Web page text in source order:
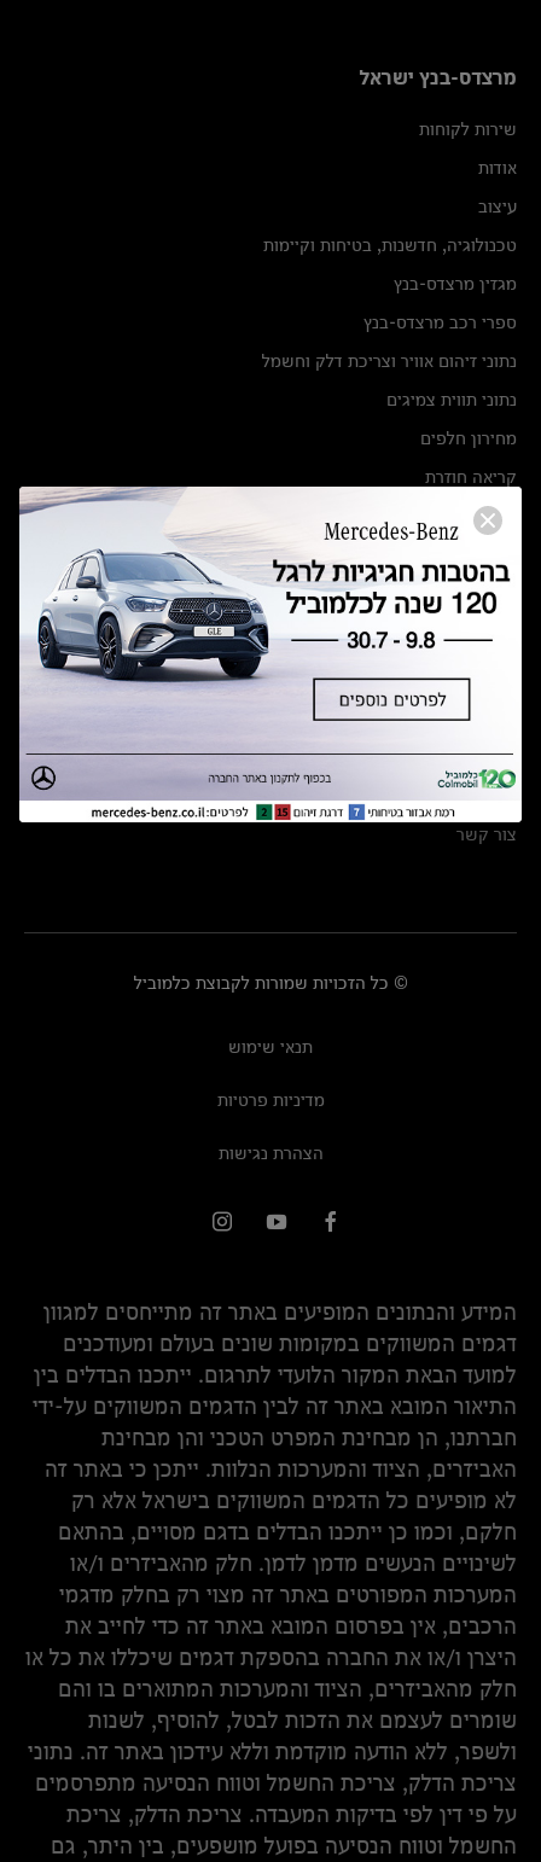
מרצדס-בנץ ישראל
שירות לקוחות
אודות
עיצוב
טכנולוגיה, חדשנות, בטיחות וקיימות
מגזין מרצדס-בנץ
ספרי רכב מרצדס-בנץ
נתוני זיהום אוויר וצריכת דלק וחשמל
נתוני תווית צמיגים
מחירון חלפים
קריאה חוזרת
הודעה על הטבות לרכבי מרצדס בהסדר פשרה בתצ 56447-02-19
תקנון ימי מכירות 120 לכלמוביל
מצאו אותנו
אולמות תצוגה
מרכזי שירות
צור קשר
© כל הזכויות שמורות לקבוצת כלמוביל
תנאי שימוש
מדיניות פרטיות
הצהרת נגישות
המידע והנתונים המופיעים באתר זה מתייחסים למגוון
דגמים המשווקים במקומות שונים בעולם ומעודכנים
למועד הבאת המקור הלועדי לתרגום. ייתכנו הבדלים בין
התיאור המובא באתר זה לבין הדגמים המשווקים על-ידי
חברתנו, הן מבחינת המפרט הטכני והן מבחינת
האביזרים, הציוד והמערכות הנלוות. ייתכן כי באתר זה
לא מופיעים כל הדגמים המשווקים בישראל אלא רק
חלקם, וכמו כן ייתכנו הבדלים בדגם מסויים, בהתאם
לשינויים הנעשים מדמן לדמן. חלק מהאביזרים ו/או
המערכות המפורטים באתר זה מצוי רק בחלק מדגמי
הרכבים, אין בפרסום המובא באתר זה כדי לחייב את
היצרן ו/או את החברה בהספקת דגמים שיכללו את כל או
חלק מהאביזרים, הציוד והמערכות המתוארים בו והם
שומרים לעצמם את הזכות לבטל, להוסיף, לשנות
ולשפר, ללא הודעה מוקדמת וללא עידכון באתר זה. נתוני
צריכת הדלק, צריכת החשמל וטווח הנסיעה מתפרסמים
על פי דין לפי בדיקות המעבדה. צריכת הדלק, צריכת
החשמל וטווח הנסיעה בפועל מושפעים, בין היתר, גם